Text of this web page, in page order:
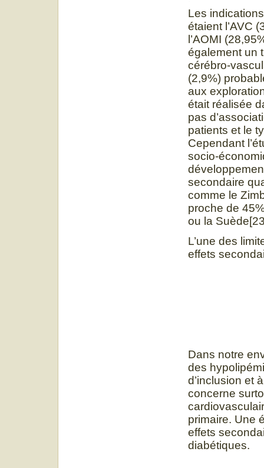
Les
étaient l’AVC
l’AOMI
également un
cérébro-
(2,9%)
aux
était réalisée
pas
patients et le
Cependant
socio-
secondaire
comme le
proche de
ou la
L’une des
effets
Dans notre
des
d’inclusion
concerne
primaire. Une
effets
diabétiques.